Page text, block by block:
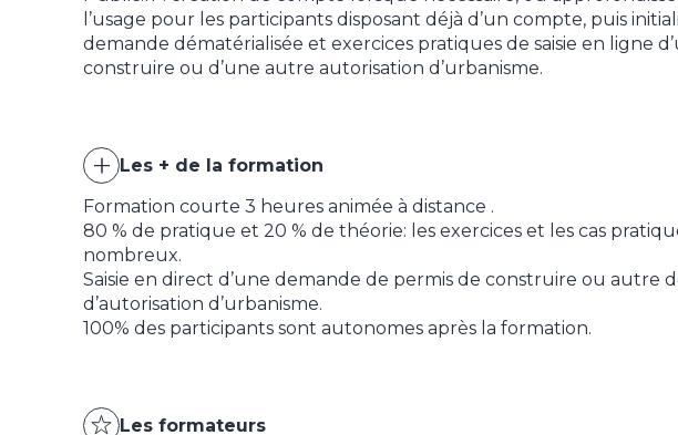
l’usage pour les participants disposant déjà d’un compte, puis
demande dématérialisée et exercices pratiques de saisie en ligne
construire ou d’une autre autorisation d’urbanisme.
Les + de la formation
Formation courte 3 heures animée à distance .
80 % de pratique et 20 % de théorie: les exercices et les cas
nombreux.
Saisie en direct d’une demande de permis de construire ou autre
d’autorisation d’urbanisme.
100% des participants sont autonomes après la formation.
Les formateurs